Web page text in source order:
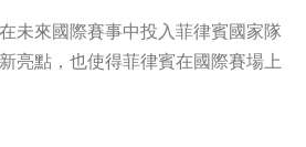
未來國際賽事中投入菲律賓國家隊
亮點，也使得菲律賓在國際賽場上